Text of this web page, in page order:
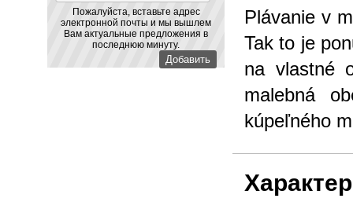
Plávanie v
Tak to je
na vlastné
malebná
kúpeľného
Пожалуйста, вставьте адрес
электронной почты и мы вышлем
Вам актуальные предложения в
последнюю минуту.